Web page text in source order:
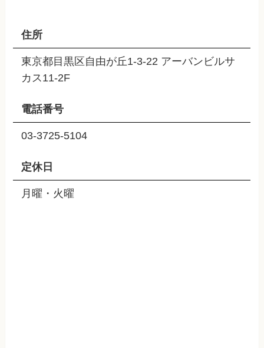
住所
東京都目黒区自由が丘1-3-22 アーバンビルサ
カス11-2F
電話番号
03-3725-5104
定休日
月曜・火曜